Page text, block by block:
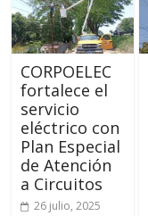
CORPOELEC
fortalece el
servicio
eléctrico con
Plan Especial
de Atención
a Circuitos
26 julio, 2025